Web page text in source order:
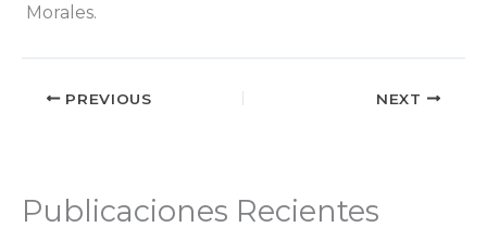
Morales.
PREVIOUS NEXT
Publicaciones Recientes